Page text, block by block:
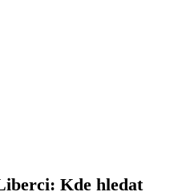
Kde hledat